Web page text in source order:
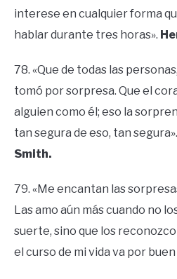
interese en cualquier forma
hablar durante tres horas».
78. «Que de todas las
tomó por sorpresa. Que el
alguien como él; eso la
tan segura de eso, tan segura».
Smith.
79. «Me encantan las
Las amo aún más cuando no
suerte, sino que los
el curso de mi vida va por buen